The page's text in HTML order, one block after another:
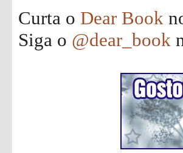
Curta o Dear Book
Siga o @dear_book